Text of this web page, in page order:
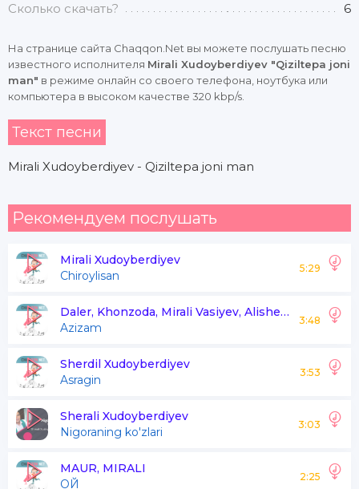
Сколько скачать? 6
На странице сайта Chaqqon.Net вы можете послушать песню
известного исполнителя Mirali Xudoyberdiyev "Qiziltepa joni
man" в режиме онлайн со своего телефона, ноутбука или
компьютера в высоком качестве 320 kbp/s.
Текст песни
Mirali Xudoyberdiyev - Qiziltepa joni man
Рекомендуем послушать
Mirali Xudoyberdiyev
Chiroylisan
5:29
Daler, Khonzoda, Mirali Vasiyev, Alisher Aliyev
Azizam
3:48
Sherdil Xudoyberdiyev
Asragin
3:53
Sherali Xudoyberdiyev
Nigoraning ko'zlari
3:03
MAUR, MIRALI
ОЙ
2:25